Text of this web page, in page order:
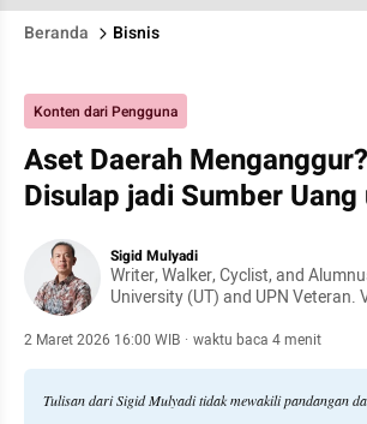
Beranda Bisnis
Konten dari Pengguna
Aset Daerah
Disulap jadi Sumber Uang
Sigid Mulyadi
Writer, Walker, Cyclist, and
University (UT) and UPN Veteran.
2 Maret 2026 16:00 WIB · waktu baca 4 menit
Tulisan dari Sigid Mulyadi tidak mewakili pandangan